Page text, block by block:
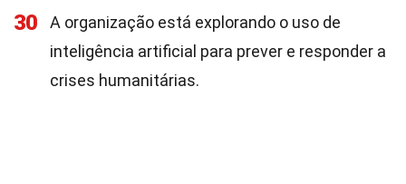
30
A organização está explorando o uso de
inteligência artificial para prever e responder a
crises humanitárias.